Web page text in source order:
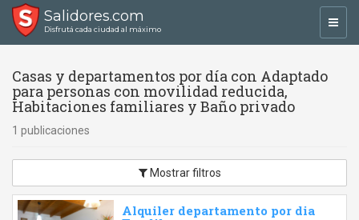
Salidores.com
Disfrutá cada ciudad al máximo
Casas y departamentos por día con Adaptado
para personas con movilidad reducida,
Habitaciones familiares y Baño privado
1 publicaciones
Mostrar filtros
Alquiler departamento por dia